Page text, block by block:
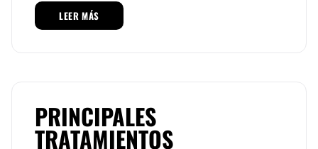
cumpliendo las expectativas específicas individuales.
SkinGamafue creada y establecida en la ciudad de
internamente, destacando siempre la accesibilidad en
costos, beneficios y satisfacción de los pacientes.
LEER MÁS
PRINCIPALES
TRATAMIENTOS